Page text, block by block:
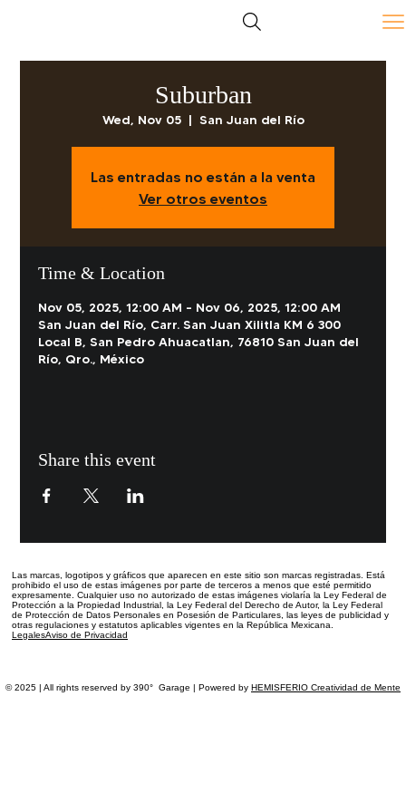
Suburban
Wed, Nov 05
  |
San Juan del Río
Las entradas no están a la venta
Ver otros eventos
Time & Location
Nov 05, 2025, 12:00 AM – Nov 06, 2025, 12:00 AM
San Juan del Río, Carr. San Juan Xilitla KM 6 300
Local B, San Pedro Ahuacatlan, 76810 San Juan del
Río, Qro., México
Share this event
Las marcas, logotipos y gráficos que aparecen en este sitioson marcas registradas. Está
prohibido el uso de estas imágenes por parte de terceros a menos que esté permitido
expresamente. Cualquier uso no autorizado de estas imágenes violaría la Ley Federal de
Protección a la Propiedad Industrial, la Ley Federal del Derecho de Autor, la Ley Federal
de Protección de Datos Personales en Posesión de Particulares, las leyes de publicidad y
otras regulaciones y estatutos aplicables vigentes en la República Mexicana.
LegalesAviso de Privacidad
© 2025 | All rights reserved by 390° Garage | Powered by HEMISFERIO Creatividad de Mente